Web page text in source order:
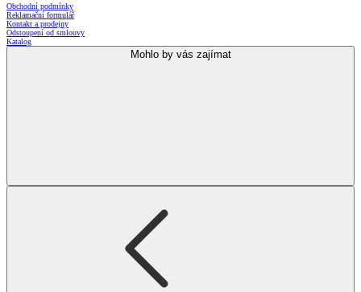
Obchodní podmínky
Reklamační formulář
Kontakt a prodejny
Odstoupení od smlouvy
Katalog
Mohlo by vás zajímat